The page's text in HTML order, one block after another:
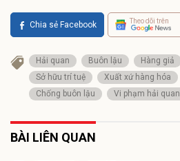
Chia sẻ Facebook Theo dõi trên
Hải quan Buôn lậu Hàng giả
Sở hữu trí tuệ
Xuất xứ hàng hóa
Chống buôn lậu
Vi phạm hải quan
BÀI LIÊN QUAN